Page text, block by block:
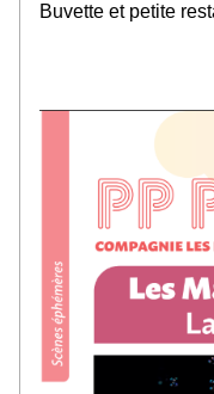
Buvette et petite